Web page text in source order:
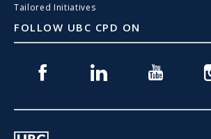
Tailored Initiatives
FOLLOW UBC CPD ON
Facebook Linkedin Youtube